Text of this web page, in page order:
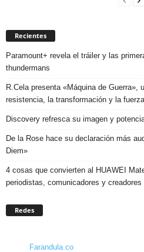
Recientes
Paramount+ revela el tráiler y las
thundermans
R.Cela presenta «Máquina de Guerra»,
resistencia, la transformación y la
Discovery refresca su imagen y
De la Rose hace su declaración más
Diem»
4 cosas que convierten al HUAWEI
periodistas, comunicadores y creadores
Redes
Farandula.co